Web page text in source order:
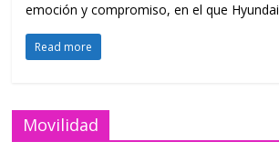
emoción y compromiso, en el que Hyundai
Read more
Movilidad